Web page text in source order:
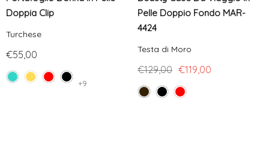
Doppia Clip
Turchese
€55,00
+9
Pelle Doppio Fondo MAR-
4424
Testa di Moro
€129,00 €119,00